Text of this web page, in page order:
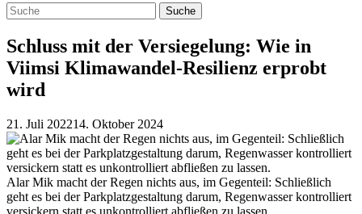
Schluss mit der Versiegelung: Wie in
Viimsi Klimawandel-Resilienz erprobt
wird
21. Juli 202214. Oktober 2024
Alar Mik macht der Regen nichts aus, im Gegenteil: Schließlich
geht es bei der Parkplatzgestaltung darum, Regenwasser kontrolliert
versickern statt es unkontrolliert abfließen zu lassen.